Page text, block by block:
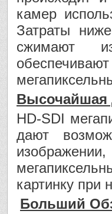
камер
Затраты
сжимают
Высочайшая
HD-SDI
дают
картинку
Больший